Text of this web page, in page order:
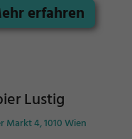
Ende der
drei Mal (2000, 2001
erfahren
Lustig
Markt 4, 1010 Wien